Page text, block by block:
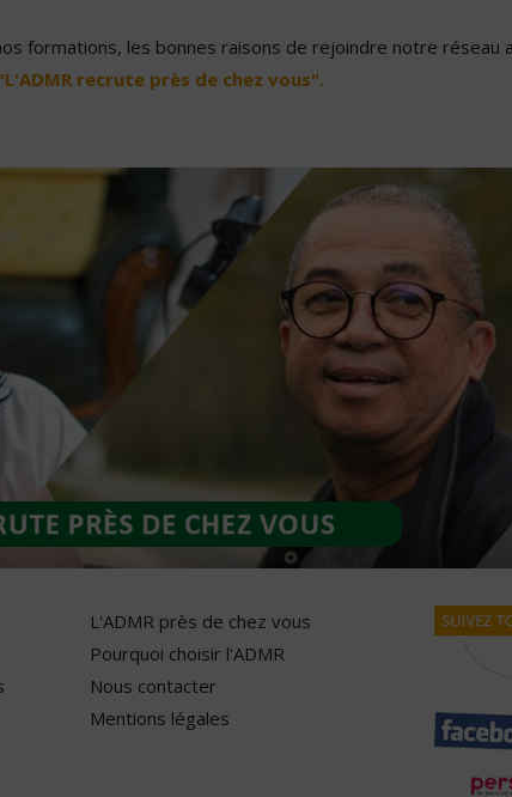
formations, les bonnes raisons de rejoindre notre réseau
recrute près de chez vous".
L'ADMR près de chez vous
Pourquoi choisir l'ADMR
Nous contacter
Mentions légales